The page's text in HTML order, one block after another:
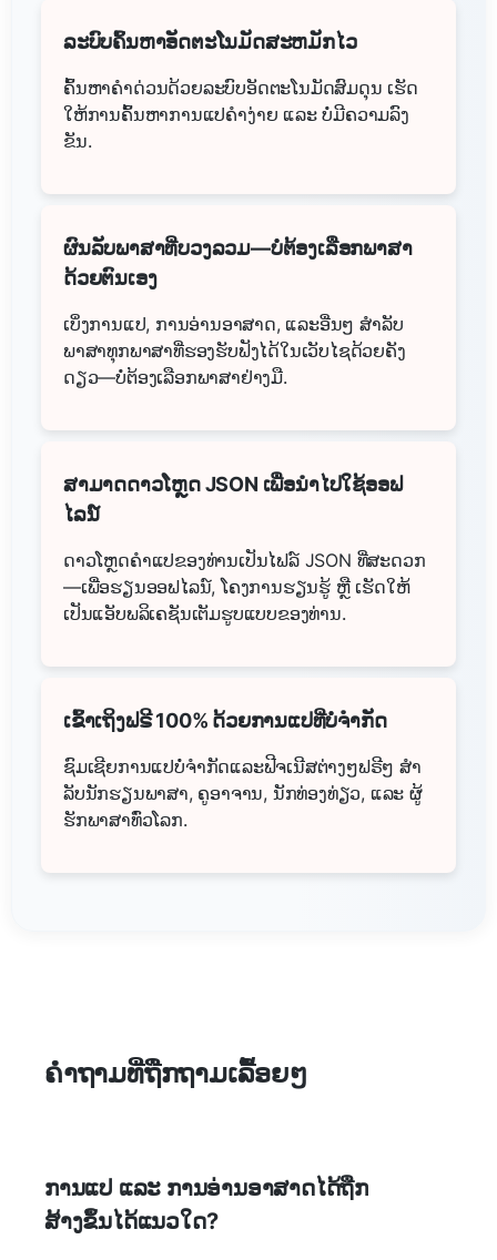
ລະບົບຄົ້ນຫາອັດຕະໂນມັດສະຫມັກໄວ
ຄົ້ນຫາຄຳດ່ວນດ້ວຍລະບົບອັດຕະໂນມັດສົມດຸນ ເຮັດ
ໃຫ້ການຄົ້ນຫາການແປຄຳງ່າຍ ແລະ ບໍ່ມີຄວາມລົງ
ຂັນ.
ຜົນລັບພາສາທີ່ບວງລວມ—ບໍ່ຕ້ອງເລືອກພາສາ
ດ້ວຍຕົນເອງ
ເບິ່ງການແປ, ການອ່ານອາສາດ, ແລະອື່ນໆ ສຳລັບ
ພາສາທຸກພາສາທີ່ຮອງຮັບຟັງໄດ້ໃນເວັບໄຊດ້ວຍຄັງ
ດຽວ—ບໍ່ຕ້ອງເລືອກພາສາຢ່າງມື.
ສາມາດດາວໂຫຼດ JSON ເພື່ອນຳໄປໃຊ້ອອຟ
ໄລນ໌
ດາວໂຫຼດຄຳແປຂອງທ່ານເປັນໄຟລ໌ JSON ທີ່ສະດວກ
—ເພື່ອຮຽນອອຟໄລນ໌, ໂຄງການຮຽນຮູ້ ຫຼື ເຮັດໃຫ້
ເປັນແອັບພລິເຄຊັນເຕັມຮູບແບບຂອງທ່ານ.
ເຂົ້າເຖິງຟຣີ 100% ດ້ວຍການແປທີ່ບໍ່ຈຳກັດ
ຊົມເຊີຍການແປບໍ່ຈຳກັດແລະຟີຈເນີສຕ່າງໆຟຣີໆ ສໍາ
ລັບນັກຮຽນພາສາ, ຄູອາຈານ, ນັກທ່ອງທ່ຽວ, ແລະ ຜູ້
ຮັກພາສາທົ່ວໂລກ.
ຄໍາ​ຖາມ​ທີ່​ຖືກ​ຖາມ​ເລື້ອຍໆ
ການແປ ແລະ ການອ່ານອາສາດໄດ້ຖືກ
ສ້າງຂຶ້ນໄດ້ແນວໃດ?